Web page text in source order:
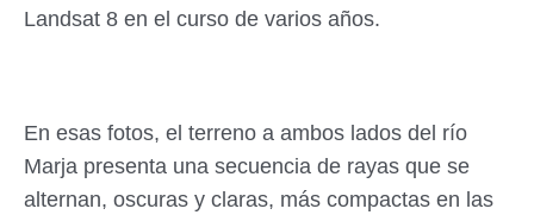
Landsat 8 en el curso de varios años.
En esas fotos, el terreno a ambos lados del río
Marja presenta una secuencia de rayas que se
alternan, oscuras y claras, más compactas en las